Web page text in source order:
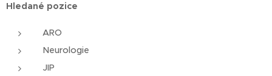
Hledané pozice
ARO
Neurologie
JIP